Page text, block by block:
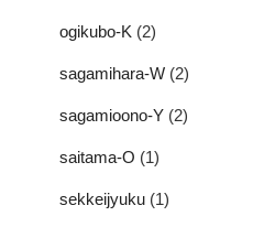
ogikubo-K (2)
sagamihara-W (2)
sagamioono-Y (2)
saitama-O (1)
sekkeijyuku (1)